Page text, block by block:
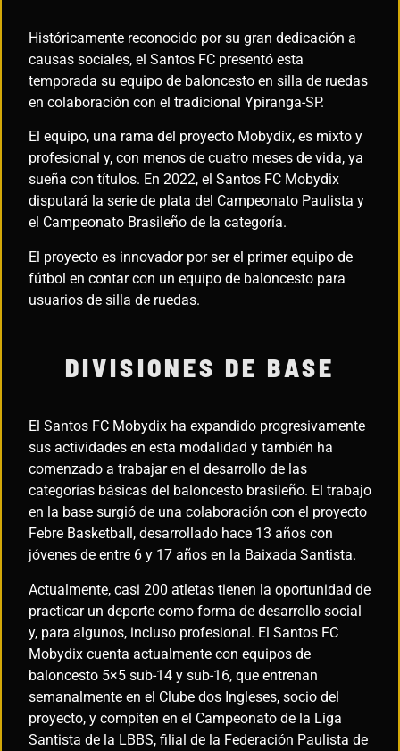
Históricamente reconocido por su gran dedicación a
causas sociales, el Santos FC presentó esta
temporada su equipo de baloncesto en silla de ruedas
en colaboración con el tradicional Ypiranga-SP.
El equipo, una rama del proyecto Mobydix, es mixto y
profesional y, con menos de cuatro meses de vida, ya
sueña con títulos. En 2022, el Santos FC Mobydix
disputará la serie de plata del Campeonato Paulista y
el Campeonato Brasileño de la categoría.
El proyecto es innovador por ser el primer equipo de
fútbol en contar con un equipo de baloncesto para
usuarios de silla de ruedas.
DIVISIONES DE BASE
El Santos FC Mobydix ha expandido progresivamente
sus actividades en esta modalidad y también ha
comenzado a trabajar en el desarrollo de las
categorías básicas del baloncesto brasileño. El trabajo
en la base surgió de una colaboración con el proyecto
Febre Basketball, desarrollado hace 13 años con
jóvenes de entre 6 y 17 años en la Baixada Santista.
Actualmente, casi 200 atletas tienen la oportunidad de
practicar un deporte como forma de desarrollo social
y, para algunos, incluso profesional. El Santos FC
Mobydix cuenta actualmente con equipos de
baloncesto 5×5 sub-14 y sub-16, que entrenan
semanalmente en el Clube dos Ingleses, socio del
proyecto, y compiten en el Campeonato de la Liga
Santista de la LBBS, filial de la Federación Paulista de